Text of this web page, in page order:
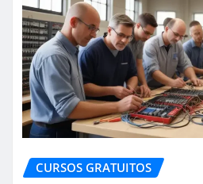
CURSOS GRATUITOS